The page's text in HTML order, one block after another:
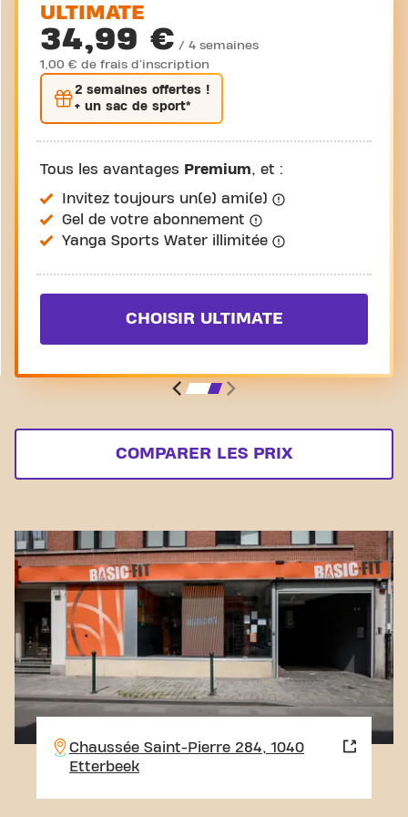
ULTIMATE
34,99 € / 4 semaines
1,00 € de frais d'inscription
2 semaines offertes !
+ un sac de sport*
Tous les avantages Premium, et :
Invitez toujours un(e) ami(e)
Gel de votre abonnement
Yanga Sports Water illimitée
CHOISIR ULTIMATE
COMPARER LES PRIX
Chaussée Saint-Pierre 284, 1040
Etterbeek